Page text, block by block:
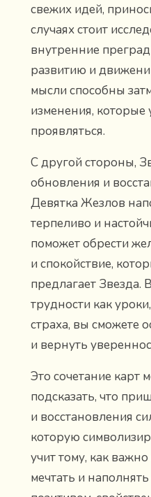
свежих идей,
случаях стоит
внутренние
развитию и
мысли способны
изменения,
проявляться.
С другой стороны,
обновления и
Девятка Жезлов
терпеливо и
поможет обрести
и спокойствие,
предлагает
трудности как
страха, вы сможете
и вернуть
Это сочетание карт
подсказать, что
и восстановления
которую
учит тому, как
мечтать и